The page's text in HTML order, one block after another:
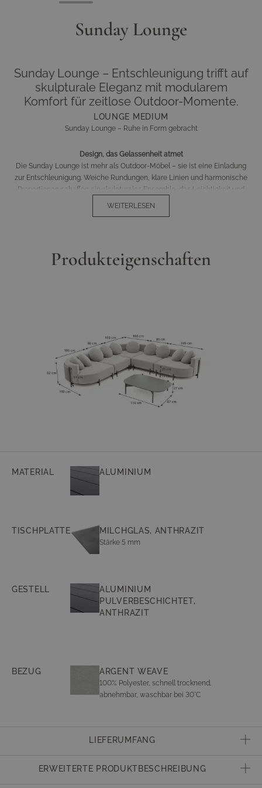
Sunday Lounge
Sunday Lounge – Entschleunigung trifft auf
skulpturale Eleganz mit modularem
Komfort für zeitlose Outdoor-Momente.
LOUNGE MEDIUM
Sunday Lounge – Ruhe in Form gebracht
Design, das Gelassenheit atmet
Die Sunday Lounge ist mehr als Outdoor-Möbel – sie ist eine Einladung
zur Entschleunigung. Weiche Rundungen, klare Linien und harmonische
Proportionen schaffen ein skulpturales Ensemble, das Leichtigkeit und
Komfort vereint. Ihr modularer Aufbau ermöglicht flexible Gestaltung und
Bezogen mit dem edlen Stoff
entfaltet die Lounge ihre
subtile Eleganz – ein sanftes, helles Grau mit warmer Tiefe. Das Gestell in
Der leichte, weiche, hochwertige Polyester-Stoff überzeugt durch hohe
Farbechtheit und sehr gute Wasserabweisung. Dicke Polster mit hohem
Sitzkomfort sorgen für entspannte Stunden – Tag für Tag. Robuste
Materialien und sorgfältige Verarbeitung garantieren Beständigkeit und
mühelose Pflege – selbst bei wechselhaftem Wetter.
Ein Ort der Balance
WEITERLESEN
Produkteigenschaften
MATERIAL ALUMINIUM
TISCHPLATTE MILCHGLAS, ANTHRAZIT
Stärke 5 mm
GESTELL
ALUMINIUM
PULVERBESCHICHTET,
ANTHRAZIT
BEZUG ARGENT WEAVE
100% Polyester, schnell trocknend,
abnehmbar, waschbar bei 30°C
LIEFERUMFANG
ERWEITERTE PRODUKTBESCHREIBUNG